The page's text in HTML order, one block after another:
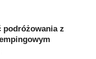
z